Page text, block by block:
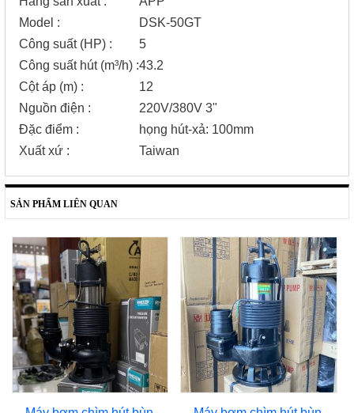
Model :
DSK-50GT
Công suất (HP) :
5
Công suất hút (m³/h) :43.2
Cột áp (m) :
12
Nguồn điện :
220V/380V 3"
Đặc điểm :
họng hút-xả: 100mm
Xuất xứ : Taiwan
SẢN PHẨM LIÊN QUAN